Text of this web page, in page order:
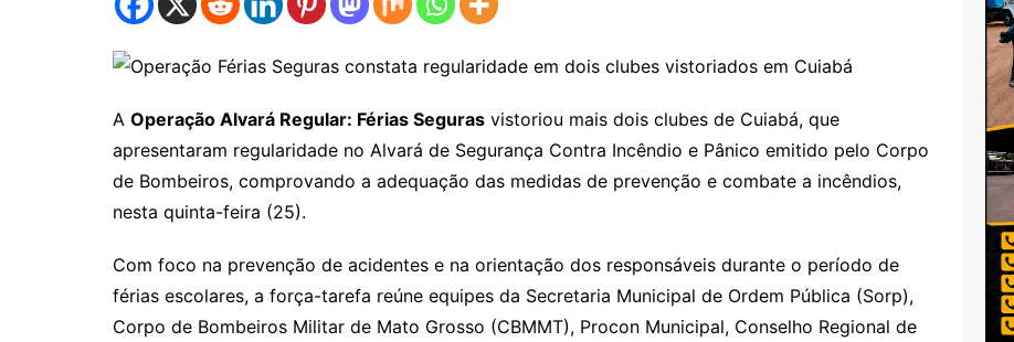
A Operação Alvará Regular: Férias Seguras vistoriou mais dois clubes de Cuiabá, que
apresentaram regularidade no Alvará de Segurança Contra Incêndio e Pânico emitido pelo Corpo
de Bombeiros, comprovando a adequação das medidas de prevenção e combate a incêndios,
nesta quinta-feira (25).
Com foco na prevenção de acidentes e na orientação dos responsáveis durante o período de
férias escolares, a força-tarefa reúne equipes da Secretaria Municipal de Ordem Pública (Sorp),
Corpo de Bombeiros Militar de Mato Grosso (CBMMT), Procon Municipal, Conselho Regional de